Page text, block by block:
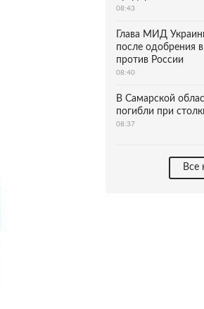
08:43
Глава МИД
после одобрения
против России
08:40
В Самарской
погибли при
08:37
Все